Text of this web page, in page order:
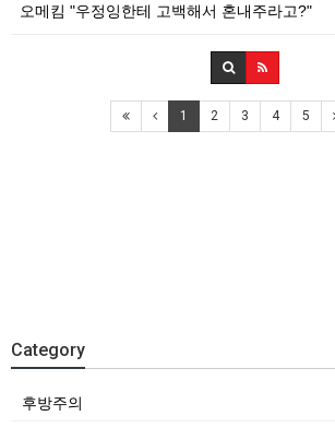
오메킴 "우정잉한테 고백해서 혼내주라고?"
1 2 3 4 5
Category
후방주의